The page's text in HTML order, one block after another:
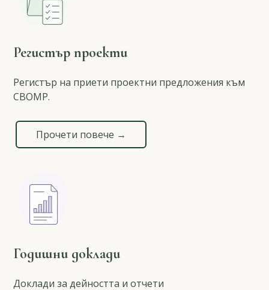
Регистър проекти
Регистър на приети проектни предложения към
СВОМР.
Прочети повече →
Годишни доклади
Доклади за дейността и отчети